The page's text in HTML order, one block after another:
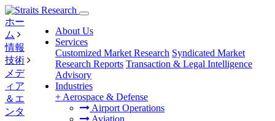
About Us
Services
Customized Market Research Syndicated Market
Research Reports Transaction & Legal Intelligence
Advisory
Industries
+ Aerospace & Defense
Airport Operations
Aviation
ホー
ム
情報
技術
メデ
ィア
＆エ
ンタ